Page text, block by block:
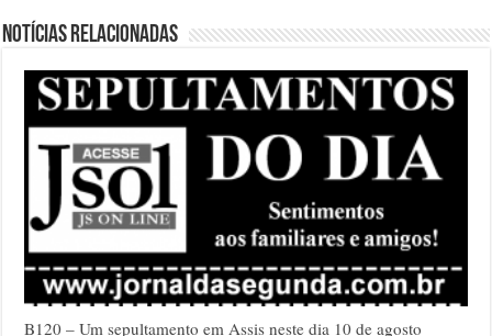
Notícias relacionadas
B120 – Um sepultamento em Assis neste dia 10 de agosto